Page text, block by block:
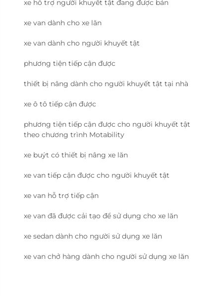
xe hỗ trợ người khuyết tật đang được bán
xe van dành cho xe lăn
xe van dành cho người khuyết tật
phương tiện tiếp cận được
thiết bị nâng dành cho người khuyết tật tại nhà
xe ô tô tiếp cận được
phương tiện tiếp cận được cho người khuyết tật
theo chương trình Motability
xe buýt có thiết bị nâng xe lăn
xe van tiếp cận được cho người khuyết tật
xe van hỗ trợ tiếp cận
xe van đã được cải tạo để sử dụng cho xe lăn
xe sedan dành cho người sử dụng xe lăn
xe van chở hàng dành cho người sử dụng xe lăn